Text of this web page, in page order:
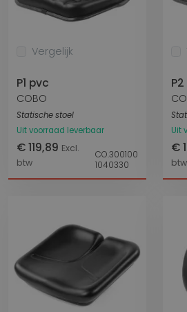
Vergelijk
P1 pvc
COBO
Statische stoel
Uit voorraad leverbaar
€ 119,89 Excl.
btw
CO.300100
1040330
Uit
€
btw